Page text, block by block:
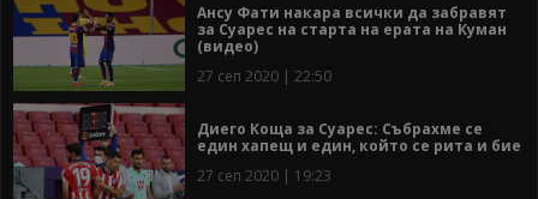
Ансу Фати накара всички да забравят
за Суарес на старта на ерата на Куман
(видео)
27 сеп 2020 | 22:50
Диего Коща за Суарес: Събрахме се
един хапещ и един, който се рита и бие
27 сеп 2020 | 19:23